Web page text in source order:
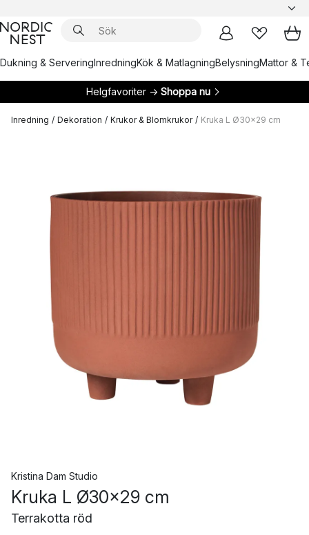
Dukning & ServeringInredningKök & MatlagningBelysningMattor &
Helgfavoriter → Shoppa nu
Inredning / Dekoration / Krukor & Blomkrukor / Kruka L Ø30x29 cm
Kristina Dam Studio
Kruka L Ø30x29 cm
Terrakotta röd